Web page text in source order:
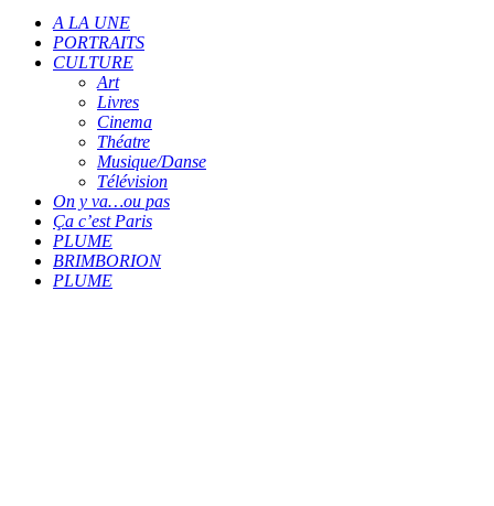
A LA UNE
PORTRAITS
CULTURE
Art
Livres
Cinema
Théatre
Musique/Danse
Télévision
On y va…ou pas
Ça c’est Paris
PLUME
BRIMBORION
PLUME